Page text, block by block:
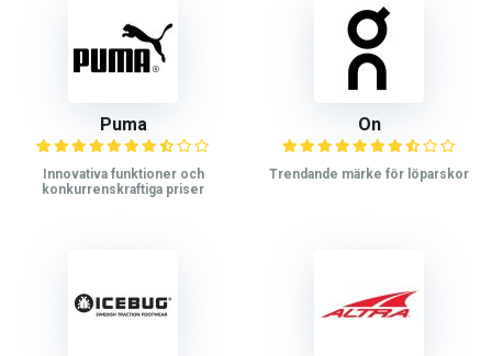
Puma
Innovativa funktioner och
konkurrenskraftiga priser
On
Trendande märke för löparskor